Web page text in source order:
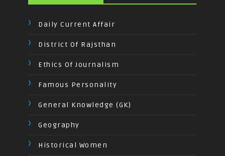
Daily Current Affair
District Of Rajsthan
Ethics Of Journalism
Famous Personality
General Knowledge (GK)
Geography
Historical Women